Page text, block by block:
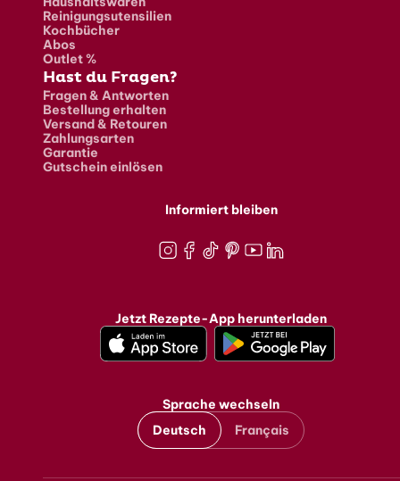
Reinigungsutensilien
Kochbücher
Abos
Outlet %
Hast du Fragen?
Fragen & Antworten
Bestellung erhalten
Versand & Retouren
Zahlungsarten
Garantie
Gutschein einlösen
Informiert bleiben
Jetzt Rezepte-App herunterladen
Sprache wechseln
Deutsch
Français